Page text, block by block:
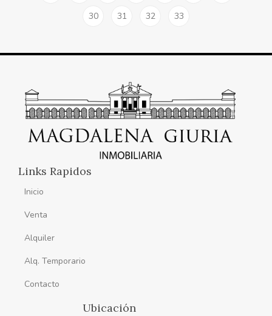
30
31 32 33
Links Rapidos
Inicio
Venta
Alquiler
Alq. Temporario
Contacto
Ubicación